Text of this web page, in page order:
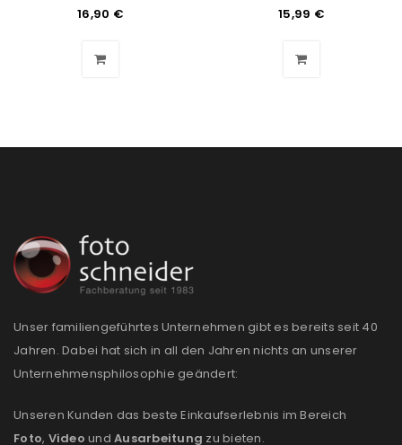
Anmeldeformular geschützt durch
Angemeldet bleiben
ANMELDEN
PASSWORT VERGESSEN?
16,90 € 15,99 €
Unser familiengeführtes Unternehmen gibt es bereits seit 40
Jahren. Dabei hat sich in all den Jahren nichts an unserer
Unternehmensphilosophie geändert:
Unseren Kunden das beste Einkaufserlebnis im Bereich
Foto, Video und Ausarbeitung zu bieten.